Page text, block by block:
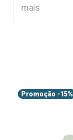
mais
Promoção -15%